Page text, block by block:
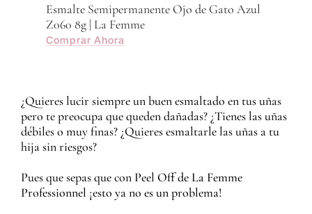
Esmalte Semipermanente Ojo de Gato Azul
Z060 8g | La Femme
Comprar Ahora
¿Quieres lucir siempre un buen esmaltado en tus uñas
pero te preocupa que queden dañadas? ¿Tienes las uñas
débiles o muy finas? ¿Quieres esmaltarle las uñas a tu
hija sin riesgos?
Pues que sepas que con Peel Off de La Femme
Professionnel ¡esto ya no es un problema!